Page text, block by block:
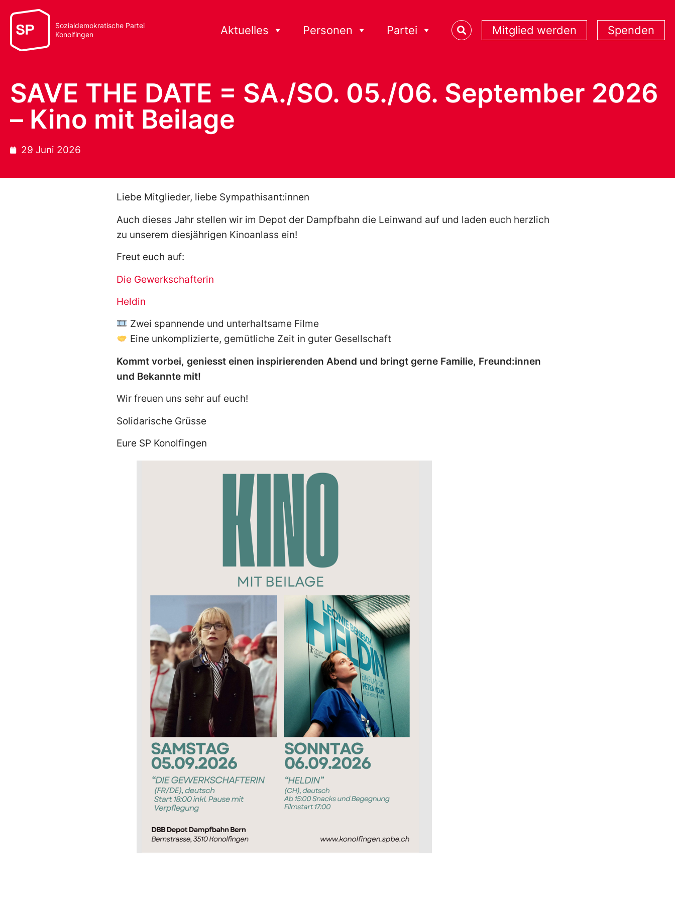
Sozialdemokratische Partei
Konolfingen
Aktuelles Personen Partei Mitglied werden Spenden
SAVE THE DATE = SA./SO. 05./06. September 2026
– Kino mit Beilage
29 Juni 2026
Liebe Mitglieder, liebe Sympathisant:innen
Auch dieses Jahr stellen wir im Depot der Dampfbahn die Leinwand auf und laden euch herzlich
zu unserem diesjährigen Kinoanlass ein!
Freut euch auf:
Die Gewerkschafterin
Heldin
Zwei spannende und unterhaltsame Filme
Eine unkomplizierte, gemütliche Zeit in guter Gesellschaft
Kommt vorbei, geniesst einen inspirierenden Abend und bringt gerne Familie, Freund:innen
und Bekannte mit!
Wir freuen uns sehr auf euch!
Solidarische Grüsse
Eure SP Konolfingen